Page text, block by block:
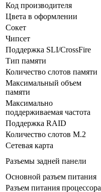
Код производителя
Цвета в оформлении
Сокет
Чипсет
Поддержка SLI/CrossFire
Тип памяти
Количество слотов памяти
Максимальный объем
памяти
Максимально
поддерживаемая частота
Поддержка RAID
Количество слотов M.2
Сетевая карта
Разъемы задней панели
Основной разъем питания
Разъем питания процессора